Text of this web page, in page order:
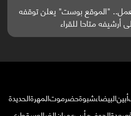
سباق أبحاث ألزهايمر بدراسة
أبينالبيضاءشبوةحضرموتالمهرةالحديدة